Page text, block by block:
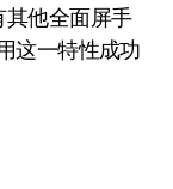
他全面屏手
这一特性成功